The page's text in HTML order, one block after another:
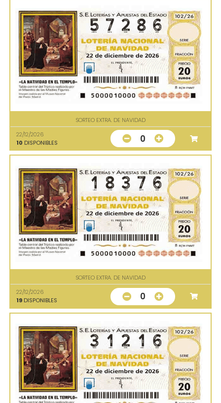
SORTEO EXTRA. DE NAVIDAD
22/12/2026
10 DISPONIBLES 0
SORTEO EXTRA. DE NAVIDAD
22/12/2026
19 DISPONIBLES 0